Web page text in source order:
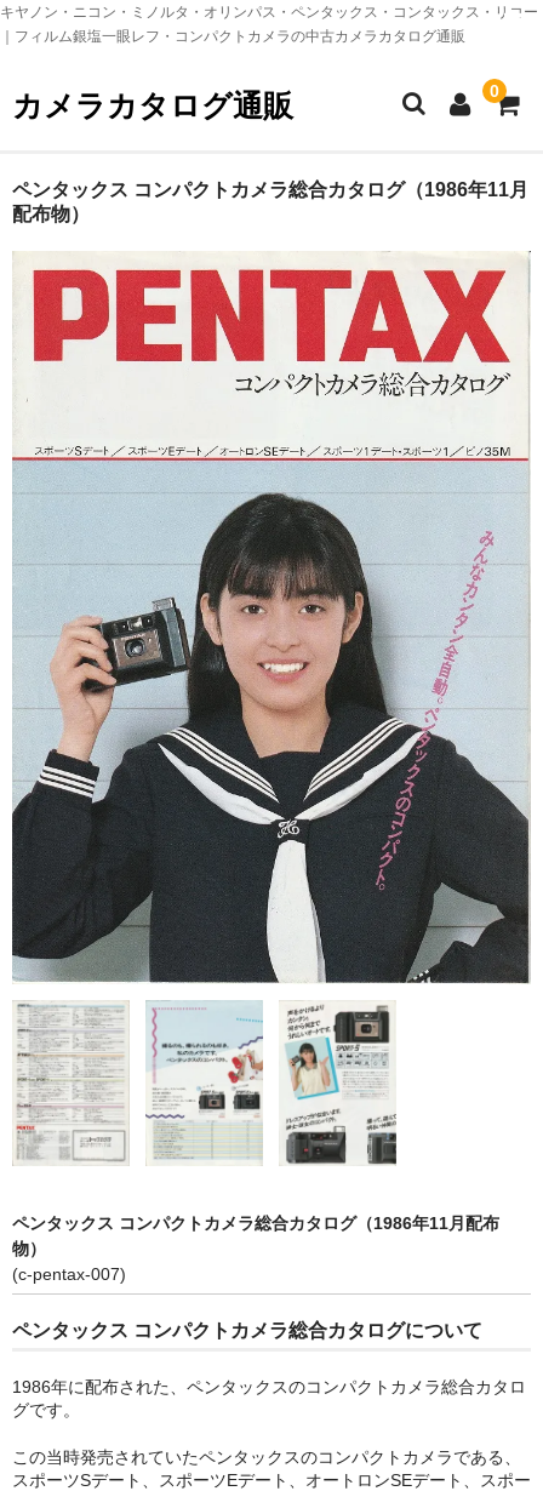
キヤノン・ニコン・ミノルタ・オリンパス・ペンタックス・コンタックス・リコー
｜フィルム銀塩一眼レフ・コンパクトカメラの中古カメラカタログ通販
カメラカタログ通販 0
TOPページ
nikon 銀塩一眼レフカメラ
nikon 銀塩コンパクトカメラ
nikon レンズ（フィルムカメラ）
キヤノン製品カタログ
canon 銀塩一眼レフカメラ
canon 銀塩コンパクトカメラ
canon レンズ（フィルムカメラ）
canon アクセサリー（フィルムカメラ）
ミノルタ製品カタログ
minolta 銀塩一眼レフカメラ
minolta 銀塩コンパクトカメラ
minolta レンズ（フィルムカメラ）
オリンパス製品カタログ
olympus 銀塩一眼レフカメラ
olympus 銀塩コンパクトカメラ
olympus アクセサリー（フィルムカメラ）
ペンタックス製品カタログ
コンタックス製品カタログ
contax 銀塩一眼レフカメラ
ペンタックス コンパクトカメラ総合カタログ（1986年11月
配布物）
ペンタックス コンパクトカメラ総合カタログ（1986年11月配布
物）
(c-pentax-007)
ペンタックス コンパクトカメラ総合カタログについて
1986年に配布された、ペンタックスのコンパクトカメラ総合カタロ
グです。
この当時発売されていたペンタックスのコンパクトカメラである、
スポーツSデート、スポーツEデート、オートロンSEデート、スポー